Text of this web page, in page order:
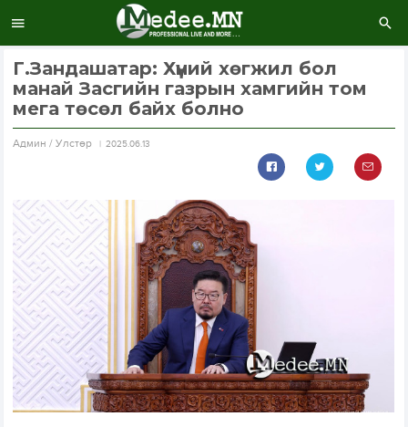
Г.Зандашатар: Хүний хөгжил бол
манай Засгийн газрын хамгийн том
мега төсөл байх болно
Aдмин / Улстөр 2025.06.13